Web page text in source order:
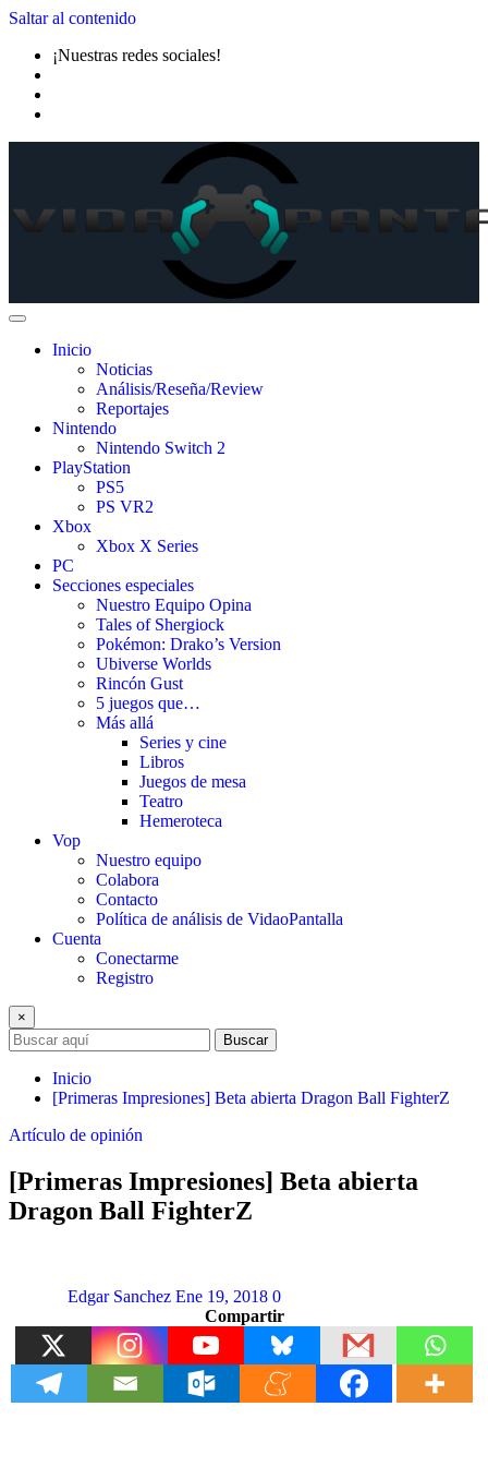
Saltar al contenido
¡Nuestras redes sociales!
Inicio
Noticias
Análisis/Reseña/Review
Reportajes
Nintendo
Nintendo Switch 2
PlayStation
PS5
PS VR2
Xbox
Xbox X Series
PC
Secciones especiales
Nuestro Equipo Opina
Tales of Shergiock
Pokémon: Drako’s Version
Ubiverse Worlds
Rincón Gust
5 juegos que…
Más allá
Series y cine
Libros
Juegos de mesa
Teatro
Hemeroteca
Vop
Nuestro equipo
Colabora
Contacto
Política de análisis de VidaoPantalla
Cuenta
Conectarme
Registro
×
Buscar
Inicio
[Primeras Impresiones] Beta abierta Dragon Ball FighterZ
Artículo de opinión
[Primeras Impresiones] Beta abierta
Dragon Ball FighterZ
Edgar Sanchez Ene 19, 2018 0
Compartir